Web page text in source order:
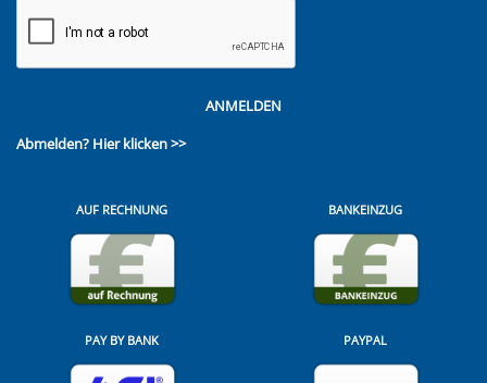
ANMELDEN
Abmelden? Hier klicken >>
AUF RECHNUNG BANKEINZUG
PAY BY BANK PAYPAL